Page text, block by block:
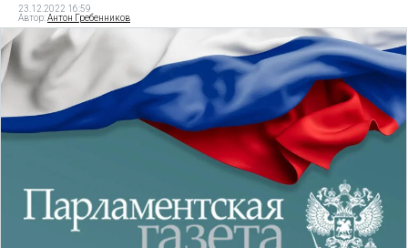
23.12.2022 16:59
Автор:Антон Гребенников